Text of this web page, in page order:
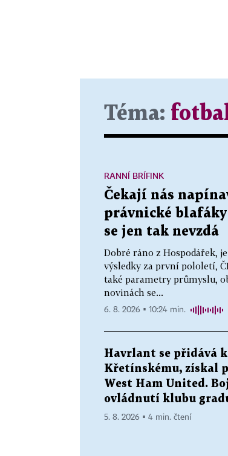
Téma:
Čekají nás
právnické
se jen tak nevzdá
Dobré ráno z Hospodářek,
výsledky za první pololetí,
také parametry průmyslu,
novinách se...
RANNÍ BRÍFINK
6. 8. 2026 ▪ 10:24 min.
Havrlant se přidává
Křetínskému, získal
West Ham United.
ovládnutí klubu
5. 8. 2026 ▪ 4 min. čtení